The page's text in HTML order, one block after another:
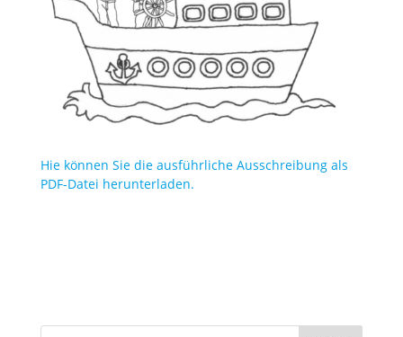
Hie können Sie die ausführliche Ausschreibung als
PDF-Datei herunterladen.